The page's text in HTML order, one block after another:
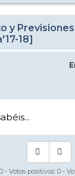
y
18]
0 - Votos positivos: 0 -